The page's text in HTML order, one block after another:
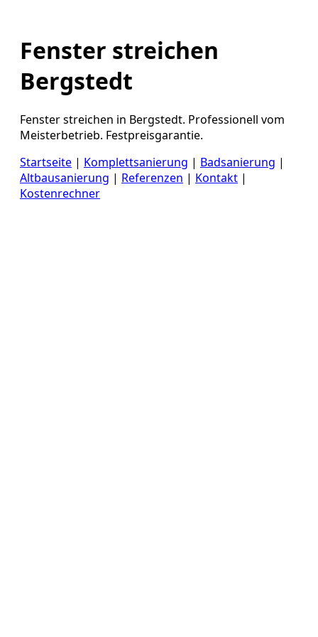
Fenster streichen
Bergstedt
Fenster streichen in Bergstedt. Professionell vom
Meisterbetrieb. Festpreisgarantie.
Startseite | Komplettsanierung | Badsanierung |
Altbausanierung | Referenzen | Kontakt |
Kostenrechner